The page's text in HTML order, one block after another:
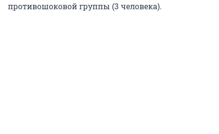
противошоковой группы (3 человека).